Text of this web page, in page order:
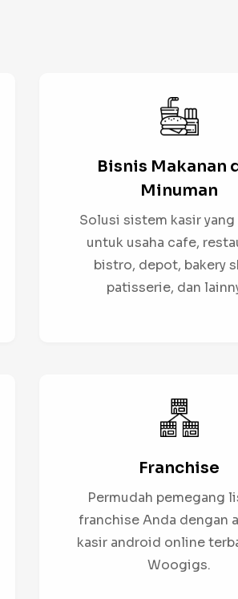
Bisnis Makanan
Minuman
Solusi sistem kasir
untuk usaha cafe,
bistro, depot, bakery
patisserie, dan
Franchise
Permudah pemegang
franchise Anda dengan
kasir android online
Woogigs.